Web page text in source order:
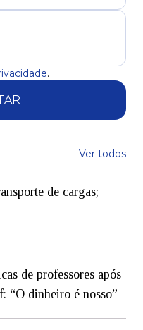
.
Ver todos
de cargas;
de professores após
“O dinheiro é nosso”